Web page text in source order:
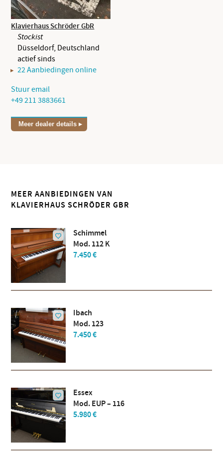
Klavierhaus Schröder GbR
Stockist
Düsseldorf, Deutschland
actief sinds
22 Aanbiedingen online
Stuur email
+49 211 3883661
Meer dealer details
MEER AANBIEDINGEN VAN
KLAVIERHAUS SCHRÖDER GBR
Schimmel
Mod. 112 K
7.450 €
Ibach
Mod. 123
7.450 €
Essex
Mod. EUP – 116
5.980 €